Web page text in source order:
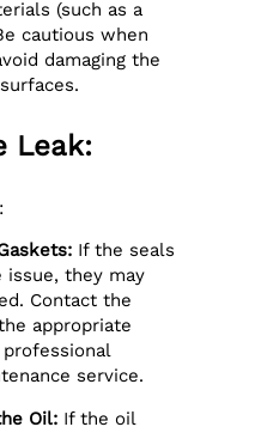
(such as a
cautious when
damaging the
Leak:
If the seals
issue, they may
Contact the
appropriate
service.
Oil: If the oil